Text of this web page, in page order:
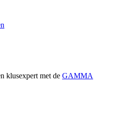
klusexpert met de GAMMA